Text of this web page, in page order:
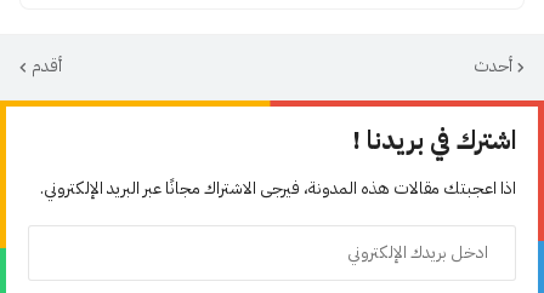
أحدث أقدم
اشترك في بريدنا !
اذا اعجبتك مقالات هذه المدونة، فيرجى الاشتراك مجانًا عبر البريد الإلكتروني.